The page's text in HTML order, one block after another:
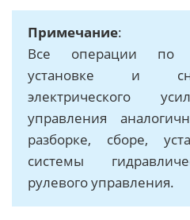
Примечание:
Все операции по
установке и
электрического
управления
разборке, сборе,
системы
рулевого управления.